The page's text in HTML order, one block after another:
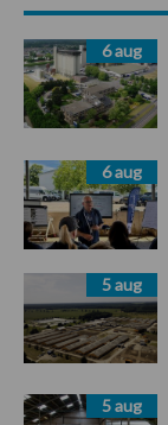
Sidebar
6 aug
6 aug
5 aug
5 aug